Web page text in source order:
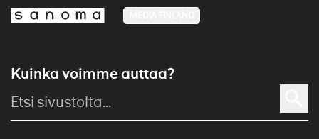
Kuinka voimme auttaa?